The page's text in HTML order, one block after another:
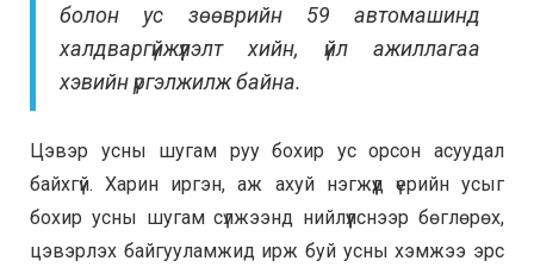
болон ус зөөврийн 59 автомашинд
халдваргүйжүүлэлт хийн, үйл ажиллагаа
хэвийн үргэлжилж байна.
Цэвэр усны шугам руу бохир ус орсон асуудал
байхгүй. Харин иргэн, аж ахуй нэгжүүд үерийн усыг
бохир усны шугам сүлжээнд нийлүүлснээр бөглөрөх,
цэвэрлэх байгууламжид ирж буй усны хэмжээ эрс